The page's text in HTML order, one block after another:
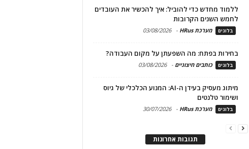
ללמוד מחדש כדי להוביל: איך להכשיר את העובדים
לחמש השנים הקרובות
בלוגים מערכת HRus -
03/08/2026
בחירות בפתח: מה השפעתן על מקום העבודה?
בלוגים כותבים חיצוניים -
03/08/2026
מיתוג מעסיק בעידן ה-AI: המנוע הכלכלי של גיוס
ושימור טלנטים
בלוגים מערכת HRus -
30/07/2026
תגובות אחרונות